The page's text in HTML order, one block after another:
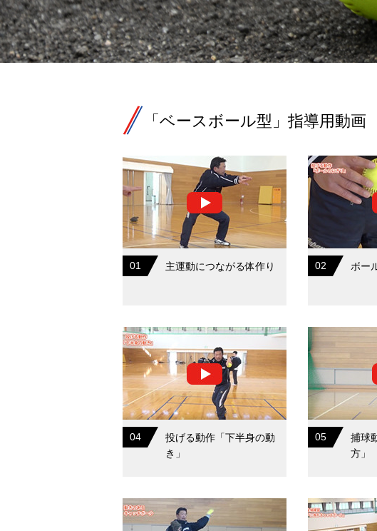
「ベースボール型」指導用動画
01 主運動につながる体作り 02 ボー
04
投げる動作「下半身の動
き」
05
捕球
方」